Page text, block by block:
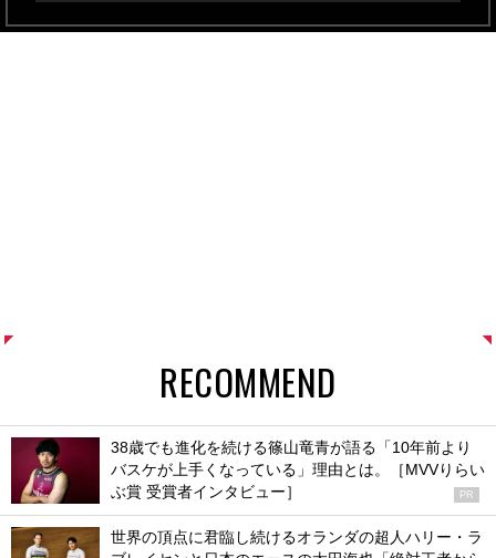
RECOMMEND
38歳でも進化を続ける篠山竜青が語る「10年前より
バスケが上手くなっている」理由とは。［MVVりらい
ぶ賞 受賞者インタビュー］
PR
世界の頂点に君臨し続けるオランダの超人ハリー・ラ